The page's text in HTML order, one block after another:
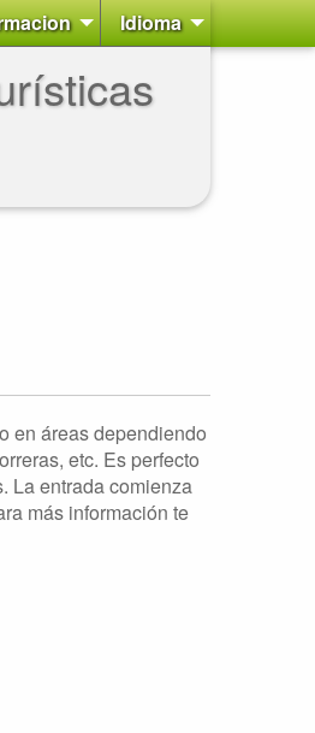
Idioma
en áreas dependiendo
etc. Es perfecto
La entrada comienza
más información te